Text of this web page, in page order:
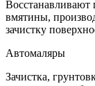
вмятины,
зачистку
Автомаляры
Зачистка,